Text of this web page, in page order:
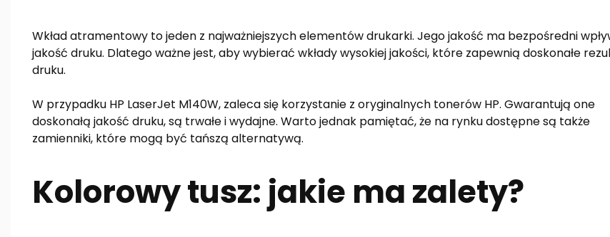
Wkład atramentowy to jeden z najważniejszych elementów drukarki. Jego jakość ma bezpośredni
jakość druku. Dlatego ważne jest, aby wybierać wkłady wysokiej jakości, które zapewnią doskonałe
druku.
W przypadku HP LaserJet M140W, zaleca się korzystanie z oryginalnych tonerów HP. Gwarantują one
doskonałą jakość druku, są trwałe i wydajne. Warto jednak pamiętać, że na rynku dostępne są także
zamienniki, które mogą być tańszą alternatywą.
Kolorowy tusz: jakie ma zalety?